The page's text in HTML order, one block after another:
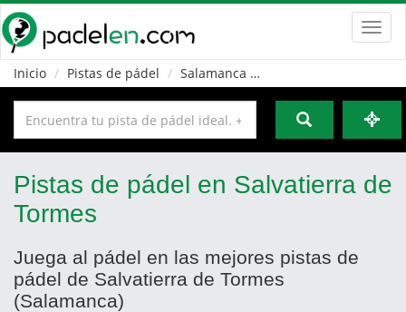
Inicio
Pistas de pádel Salamanca
Pistas de pádel en Salvatierra de
Tormes
Juega al pádel en las mejores pistas de
pádel de Salvatierra de Tormes
(Salamanca)